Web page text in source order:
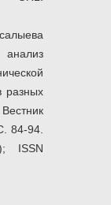
разных
84-94.
ISSN